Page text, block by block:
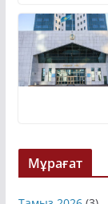
Мұрағат